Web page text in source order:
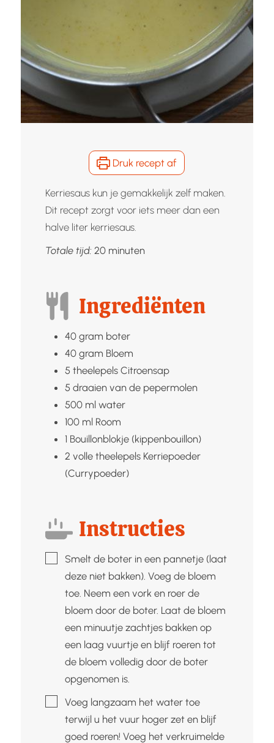
Druk recept af
Kerriesaus kun je gemakkelijk zelf maken.
Dit recept zorgt voor iets meer dan een
halve liter kerriesaus.
Totale tijd: 20minuten
minuten
Ingrediënten
40 gram boter
40 gram Bloem
5 theelepels Citroensap
5 draaien van de pepermolen
500 ml water
100 ml Room
1 Bouillonblokje (kippenbouillon)
2 volle theelepels Kerriepoeder
(Currypoeder)
Instructies
▢Smelt de boter in een pannetje (laat
deze niet bakken). Voeg de bloem
toe. Neem een vork en roer de
bloem door de boter. Laat de bloem
een minuutje zachtjes bakken op
een laag vuurtje en blijf roeren tot
de bloem volledig door de boter
opgenomen is.
▢Voeg langzaam het water toe
terwijl u het vuur hoger zet en blijf
goed roeren! Voeg het verkruimelde